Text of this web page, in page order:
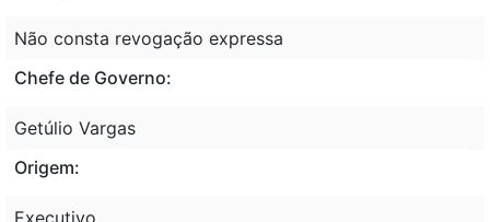
Não consta revogação expressa
Chefe de Governo:
Getúlio Vargas
Origem:
Executivo